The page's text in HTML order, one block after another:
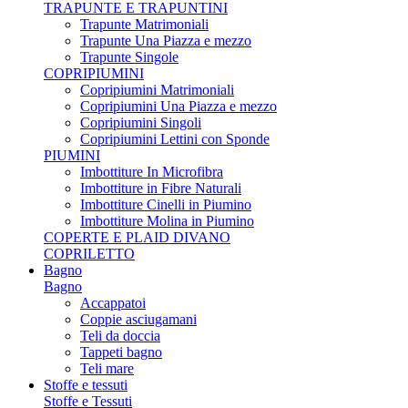
TRAPUNTE E TRAPUNTINI
Trapunte Matrimoniali
Trapunte Una Piazza e mezzo
Trapunte Singole
COPRIPIUMINI
Copripiumini Matrimoniali
Copripiumini Una Piazza e mezzo
Copripiumini Singoli
Copripiumini Lettini con Sponde
PIUMINI
Imbottiture In Microfibra
Imbottiture in Fibre Naturali
Imbottiture Cinelli in Piumino
Imbottiture Molina in Piumino
COPERTE E PLAID DIVANO
COPRILETTO
Bagno
Bagno
Accappatoi
Coppie asciugamani
Teli da doccia
Tappeti bagno
Teli mare
Stoffe e tessuti
Stoffe e Tessuti